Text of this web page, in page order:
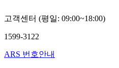
고객센터 (평일: 09:00~18:00)
1599-3122
ARS 번호안내